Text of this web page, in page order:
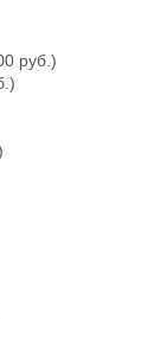
руб.)